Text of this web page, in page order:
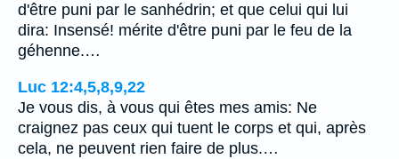
d'être puni par le sanhédrin; et que celui qui lui
dira: Insensé! mérite d'être puni par le feu de la
géhenne.…
Luc 12:4,5,8,9,22
Je vous dis, à vous qui êtes mes amis: Ne
craignez pas ceux qui tuent le corps et qui, après
cela, ne peuvent rien faire de plus.…